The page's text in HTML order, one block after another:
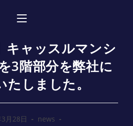
キャッスルマンシ
3階部分を弊社に
たしました。
月28日 news